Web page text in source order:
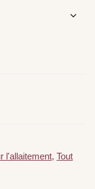
l'allaitement, Tout